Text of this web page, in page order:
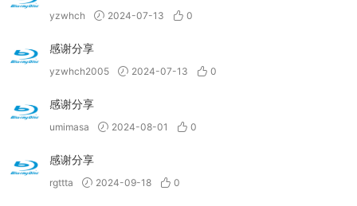
yzwhch 2024-07-13 0
感谢分享
yzwhch2005 2024-07-13 0
感谢分享
umimasa 2024-08-01 0
感谢分享
rgttta 2024-09-18 0